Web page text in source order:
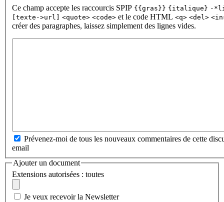
Ce champ accepte les raccourcis SPIP {{gras}} {italique} -
[texte->url] <quote> <code> et le code HTML <q> <del>
créer des paragraphes, laissez simplement des lignes vides.
Prévenez-moi de tous les nouveaux commentaires de cette
email
Ajouter un document
Extensions autorisées : toutes
Je veux recevoir la Newsletter